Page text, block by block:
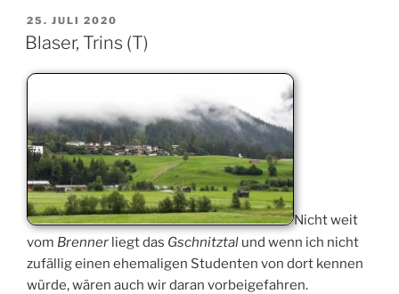
VERÖFFENTLICHT
AM
25. JULI 2020
Blaser, Trins (T)
Nicht weit
vom Brenner liegt das Gschnitztal und wenn ich nicht
zufällig einen ehemaligen Studenten von dort kennen
würde, wären auch wir daran vorbeigefahren.